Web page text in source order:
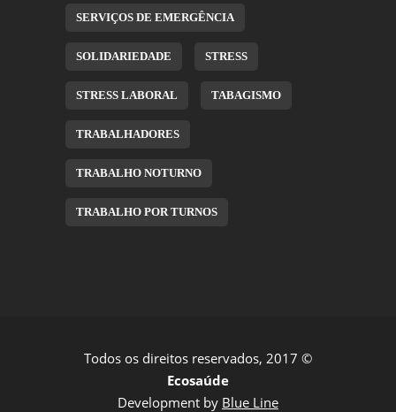
SERVIÇOS DE EMERGÊNCIA
SOLIDARIEDADE STRESS
STRESS LABORAL TABAGISMO
TRABALHADORES
TRABALHO NOTURNO
TRABALHO POR TURNOS
Todos os direitos reservados, 2017 ©
Ecosaúde
Development by Blue Line